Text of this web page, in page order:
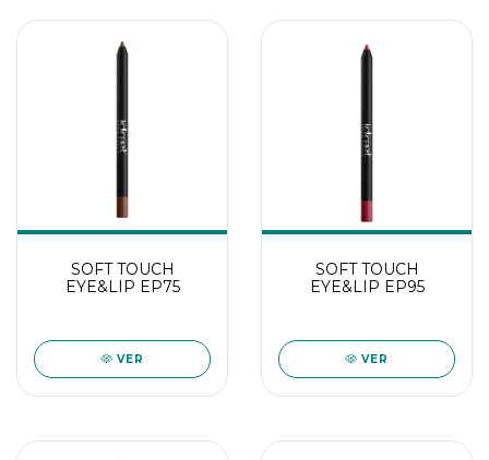
SOFT TOUCH
EYE&LIP EP75
VER
SOFT TOUCH
EYE&LIP EP95
VER